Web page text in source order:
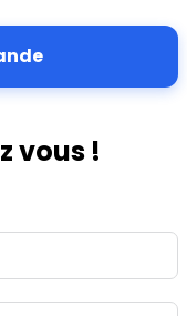
vous !